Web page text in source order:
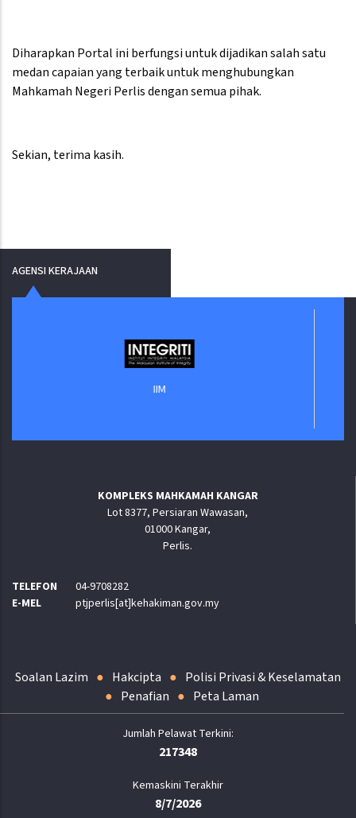
Diharapkan Portal ini berfungsi untuk dijadikan salah satu
medan capaian yang terbaik untuk menghubungkan
Mahkamah Negeri Perlis dengan semua pihak.
Sekian, terima kasih.
AGENSI KERAJAAN
KOMPLEKS MAHKAMAH KANGAR
Lot 8377, Persiaran Wawasan,
01000 Kangar,
Perlis.
TELEFON
04-9708282
E-MEL
ptjperlis[at]kehakiman.gov.my
Soalan Lazim Hakcipta
Polisi Privasi & Keselamatan
Penafian
Peta Laman
217348
Kemaskini Terakhir
8/7/2026